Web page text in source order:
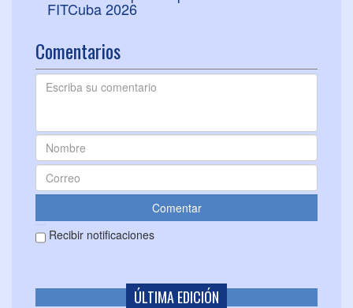
FITCuba 2026
Comentarios
Recibir notificaciones
ÚLTIMA EDICIÓN